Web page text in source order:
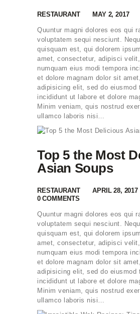
RESTAURANT MAY 2, 2017
Quuntur magni dolores eos qui
voluptatem sequi nesciunt.
quisquam est, qui dolorem
amet, consectetur, adipisci
numquam eius modi tempora
et dolore magnam dolor sit
adipisicing elit, sed do eiusmod
incididunt ut labore et dolore
Minim veniam, quis nostrud
ullamco laboris nisi…
Top 5 the Most
Asian Soups
RESTAURANT
APRIL 28, 2017
0 COMMENTS
Quuntur magni dolores eos qui
voluptatem sequi nesciunt.
quisquam est, qui dolorem
amet, consectetur, adipisci
numquam eius modi tempora
et dolore magnam dolor sit
adipisicing elit, sed do eiusmod
incididunt ut labore et dolore
Minim veniam, quis nostrud
ullamco laboris nisi…